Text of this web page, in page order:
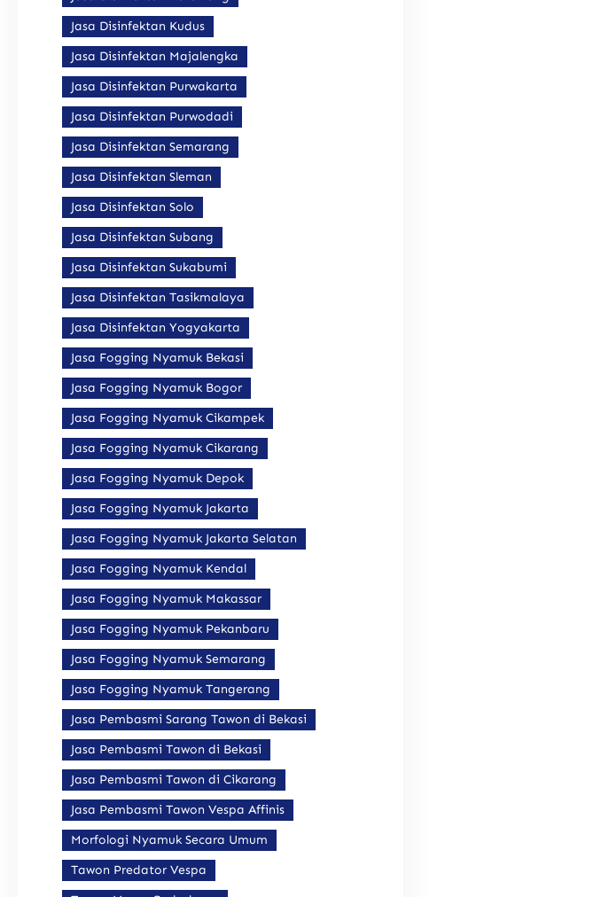
Jasa Disinfektan Kudus
Jasa Disinfektan Majalengka
Jasa Disinfektan Purwakarta
Jasa Disinfektan Purwodadi
Jasa Disinfektan Semarang
Jasa Disinfektan Sleman
Jasa Disinfektan Solo
Jasa Disinfektan Subang
Jasa Disinfektan Sukabumi
Jasa Disinfektan Tasikmalaya
Jasa Disinfektan Yogyakarta
Jasa Fogging Nyamuk Bekasi
Jasa Fogging Nyamuk Bogor
Jasa Fogging Nyamuk Cikampek
Jasa Fogging Nyamuk Cikarang
Jasa Fogging Nyamuk Depok
Jasa Fogging Nyamuk Jakarta
Jasa Fogging Nyamuk Jakarta Selatan
Jasa Fogging Nyamuk Kendal
Jasa Fogging Nyamuk Makassar
Jasa Fogging Nyamuk Pekanbaru
Jasa Fogging Nyamuk Semarang
Jasa Fogging Nyamuk Tangerang
Jasa Pembasmi Sarang Tawon di Bekasi
Jasa Pembasmi Tawon di Bekasi
Jasa Pembasmi Tawon di Cikarang
Jasa Pembasmi Tawon Vespa Affinis
Morfologi Nyamuk Secara Umum
Tawon Predator Vespa